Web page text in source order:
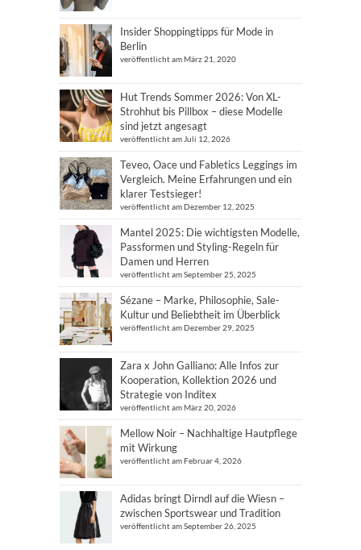
Insider Shoppingtipps für Mode in
Berlin
veröffentlicht am März 21, 2020
Hut Trends Sommer 2026: Von XL-
Strohhut bis Pillbox – diese Modelle
sind jetzt angesagt
veröffentlicht am Juli 12, 2026
Teveo, Oace und Fabletics Leggings im
Vergleich. Meine Erfahrungen und ein
klarer Testsieger!
veröffentlicht am Dezember 12, 2025
Mantel 2025: Die wichtigsten Modelle,
Passformen und Styling-Regeln für
Damen und Herren
veröffentlicht am September 25, 2025
Sézane – Marke, Philosophie, Sale-
Kultur und Beliebtheit im Überblick
veröffentlicht am Dezember 29, 2025
Zara x John Galliano: Alle Infos zur
Kooperation, Kollektion 2026 und
Strategie von Inditex
veröffentlicht am März 20, 2026
Mellow Noir – Nachhaltige Hautpflege
mit Wirkung
veröffentlicht am Februar 4, 2026
Adidas bringt Dirndl auf die Wiesn –
zwischen Sportswear und Tradition
veröffentlicht am September 26, 2025